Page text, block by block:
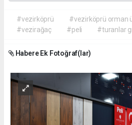
#vezirköprü
#vezirköprü orman
#vezirağaç
#peli #turanlar
Habere Ek Fotoğraf(lar)